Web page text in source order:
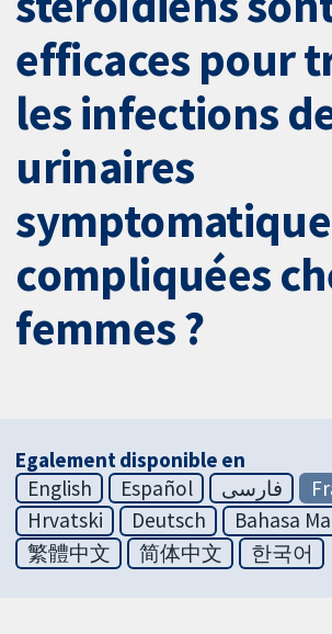
efficaces pour
les infections
urinaires
compliquées
femmes ?
Egalement disponible en
English
Español فارسی
Hrvatski
Deutsch Bahasa
繁體中文
简体中文 한국어